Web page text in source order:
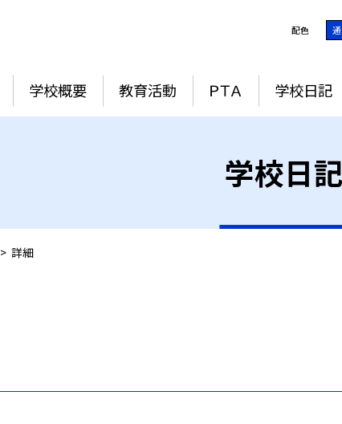
配色
学校概要 教育活動 ＰＴＡ 学校日記
学校日記
> 詳細